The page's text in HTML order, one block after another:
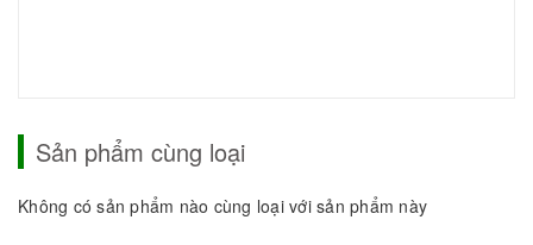
Sản phẩm cùng loại
Không có sản phẩm nào cùng loại với sản phẩm này